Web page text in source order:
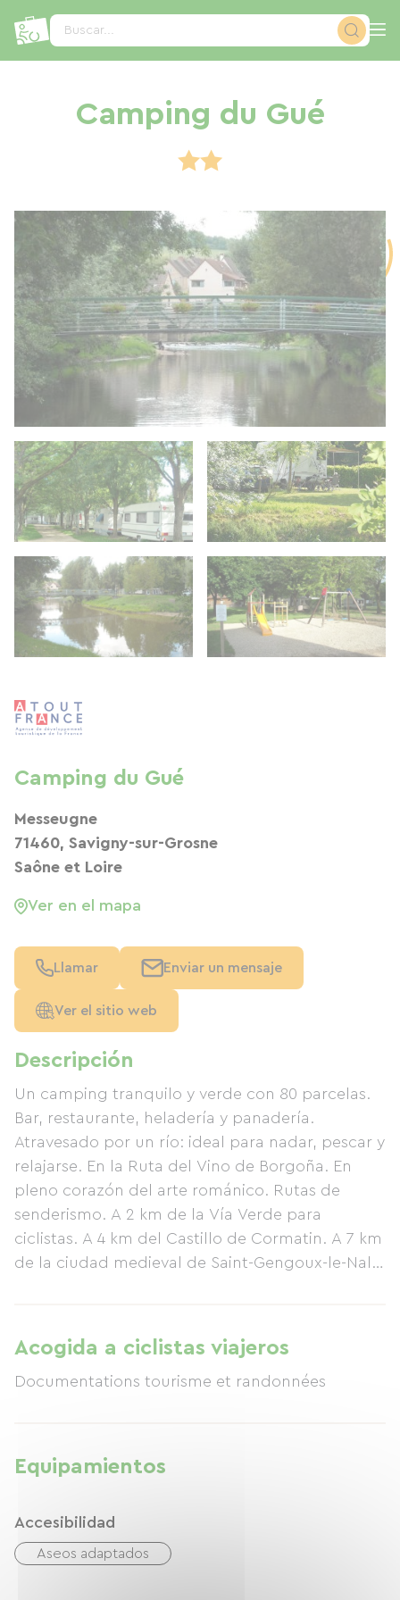
Buscar...
Camping du Gué
Descripción
Un camping tranquilo y verde con 80 parcelas.
Bar, restaurante, heladería y panadería.
Atravesado por un río: ideal para nadar, pescar y
relajarse. En la Ruta del Vino de Borgoña. En
pleno corazón del arte románico. Rutas de
senderismo. A 2 km de la Vía Verde para
ciclistas. A 4 km del Castillo de Cormatin. A 7 km
de la ciudad medieval de Saint-Gengoux-le-Nal.
Acogida a ciclistas viajeros
Documentations tourisme et randonnées
Equipamientos
Accesibilidad
Aseos adaptados
Camping du Gué
Messeugne
71460, Savigny-sur-Grosne
Saône et Loire
Ver en el mapa
Llamar Enviar un mensaje
Ver el sitio web
Panel de gestión de cookies